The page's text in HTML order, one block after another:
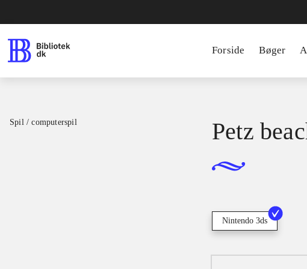
Forside Bøger
Spil / computerspil Petz
Nintendo 3ds